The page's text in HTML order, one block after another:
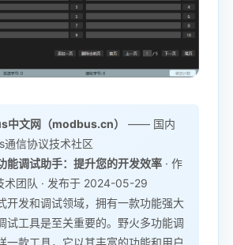
中文网（modbus.cn）
—— 国内
信协议技术社区
能调试助手：提升您的开发效率 · 作
术团队 · 发布于 2024-05-29
开发和调试领域，拥有一款功能强大
试工具是至关重要的。野火多功能调